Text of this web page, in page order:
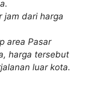
jam dari harga
area Pasar
harga tersebut
luar kota.